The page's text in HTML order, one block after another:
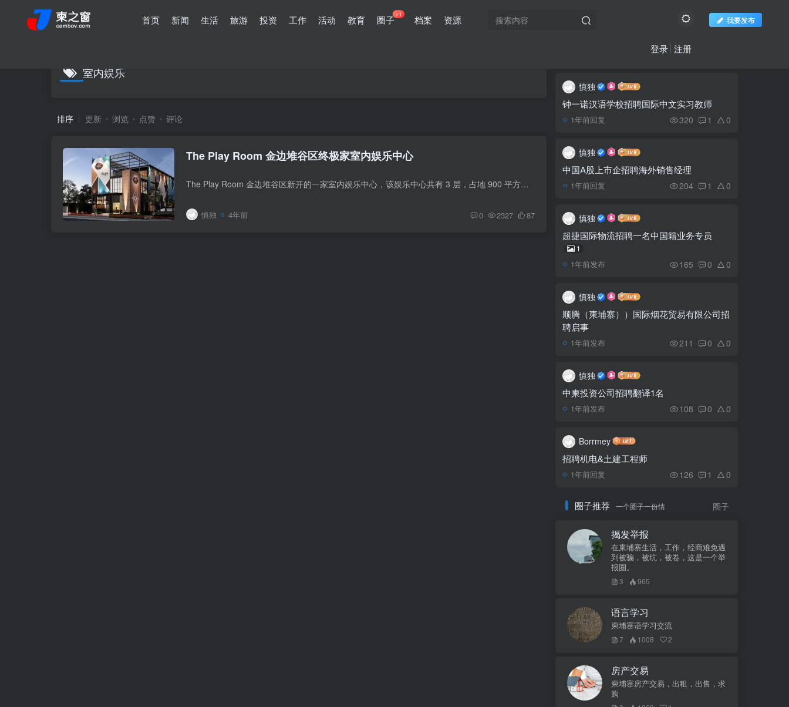
首页 新闻 生活 旅游 投资 工作 活动 教育 圈子+1 档案 资源 我要发布
登录 注册
室内娱乐
排序 更新 浏览 点赞 评论
The Play Room 金边堆谷区终极家室内娱乐中心
The Play Room 金边堆谷区新开的一家室内娱乐中心，该娱乐中心共有 3 层，占地 900 平方米。 这是您的终极室内娱乐中心，包括咖啡店、餐厅、酒吧以及射箭、投斧、台球、棋盘游戏、投杯球等游戏...
慎独 4年前 0 2327 87
1 空心菜花之村 一个纯粹
的高棉风格休闲地
日起恢复
Tommy Hilfiger汤米希尔
4
展现高棉古老武术文化的
《勇士》预告片发布
陷入“债务陷阱”
慎独
钟一诺汉语学校招聘国际中文实习教师
1年前回复 320 1 0
慎独
中国A股上市企招聘海外销售经理
1年前回复 204 1 0
慎独
超捷国际物流招聘一名中国籍业务专员
1
1年前发布 165 0 0
慎独
顺腾（柬埔寨））国际烟花贸易有限公司招
聘启事
1年前发布 211 0 0
慎独
中柬投资公司招聘翻译1名
1年前发布 108 0 0
Borrmey
招聘机电&土建工程师
1年前回复 126 1 0
圈子推荐 一个圈子一份情 圈子
揭发举报
在柬埔寨生活，工作，经商难免遇
到被骗，被坑，被卷，这是一个举
报圈。
3 965
语言学习
柬埔寨语学习交流
7 1008 2
房产交易
柬埔寨房产交易，出租，出售，求
购